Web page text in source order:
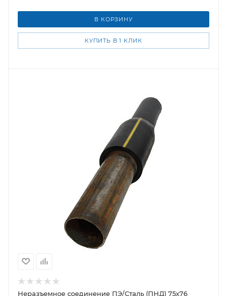
В КОРЗИНУ
КУПИТЬ В 1 КЛИК
Неразъемное соединение ПЭ/Сталь (ПНД) 75х76